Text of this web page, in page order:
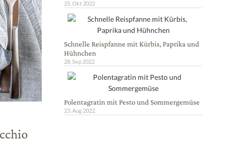
25. Okt 2022
Schnelle Reispfanne mit Kürbis, Paprika und
Hühnchen
28. Sep 2022
Polentagratin mit Pesto und Sommergemüse
23. Aug 2022